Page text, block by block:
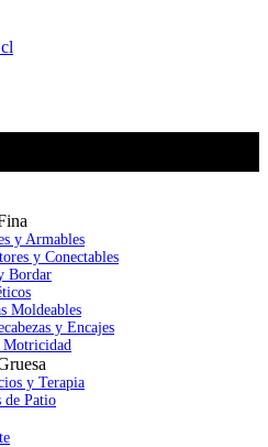
y Armables
y Conectables
Bordar
Moldeables
y Encajes
Motricidad
y Terapia
de Patio